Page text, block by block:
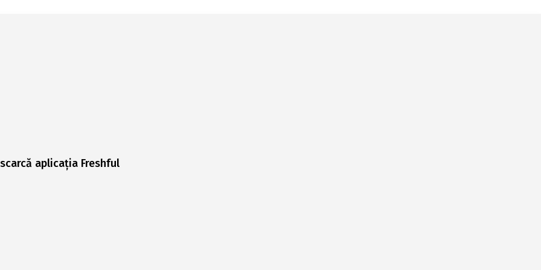
aplicația Freshful